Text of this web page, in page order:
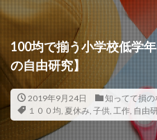
100均で揃う小学校低学
の自由研究】
2019年9月24日
知ってて損
１００均, 夏休み, 子供, 工作, 自由